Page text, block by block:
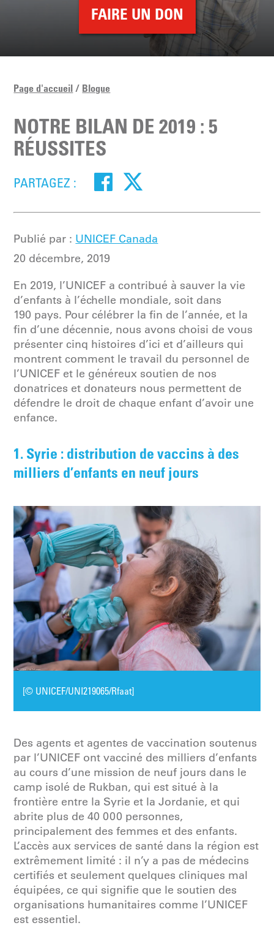
FAIRE UN DON
Page d'accueil Blogue
NOTRE BILAN DE 2019 : 5
RÉUSSITES
PARTAGEZ :
Publié par : UNICEF Canada
20 décembre, 2019
En 2019, l’UNICEF a contribué à sauver la vie
d’enfants à l’échelle mondiale, soit dans
190 pays. Pour célébrer la fin de l’année, et la
fin d’une décennie, nous avons choisi de vous
présenter cinq histoires d’ici et d’ailleurs qui
montrent comment le travail du personnel de
l’UNICEF et le généreux soutien de nos
donatrices et donateurs nous permettent de
défendre le droit de chaque enfant d’avoir une
enfance.
1. Syrie : distribution de vaccins à des
milliers d’enfants en neuf jours
[© UNICEF/UNI219065/Rfaat]
Des agents et agentes de vaccination soutenus
par l’UNICEF ont vacciné des milliers d’enfants
au cours d’une mission de neuf jours dans le
camp isolé de Rukban, qui est situé à la
frontière entre la Syrie et la Jordanie, et qui
abrite plus de 40 000 personnes,
principalement des femmes et des enfants.
L’accès aux services de santé dans la région est
extrêmement limité : il n’y a pas de médecins
certifiés et seulement quelques cliniques mal
équipées, ce qui signifie que le soutien des
organisations humanitaires comme l’UNICEF
est essentiel.